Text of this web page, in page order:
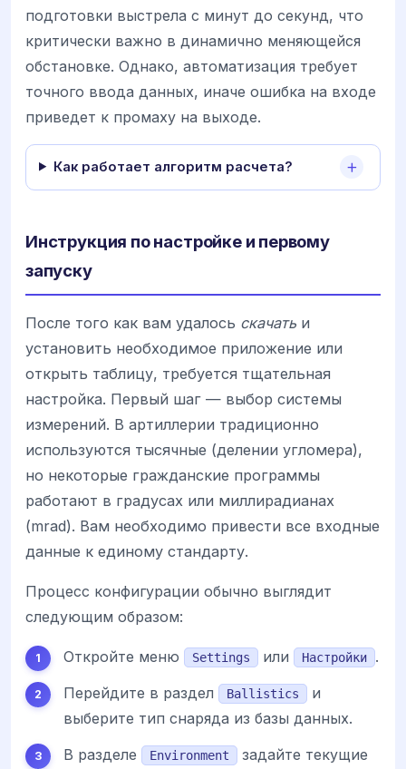
подготовки выстрела с минут до секунд, что
критически важно в динамично меняющейся
обстановке. Однако, автоматизация требует
точного ввода данных, иначе ошибка на входе
приведет к промаху на выходе.
Как работает алгоритм расчета?
Инструкция по настройке и первому
запуску
После того как вам удалось скачать и
установить необходимое приложение или
открыть таблицу, требуется тщательная
настройка. Первый шаг — выбор системы
измерений. В артиллерии традиционно
используются тысячные (делении угломера),
но некоторые гражданские программы
работают в градусах или миллирадианах
(mrad). Вам необходимо привести все входные
данные к единому стандарту.
Процесс конфигурации обычно выглядит
следующим образом:
Откройте меню Settings или Настройки
.
Перейдите в раздел
Ballistics
и
выберите тип снаряда из базы данных.
В разделе
Environment
задайте текущие